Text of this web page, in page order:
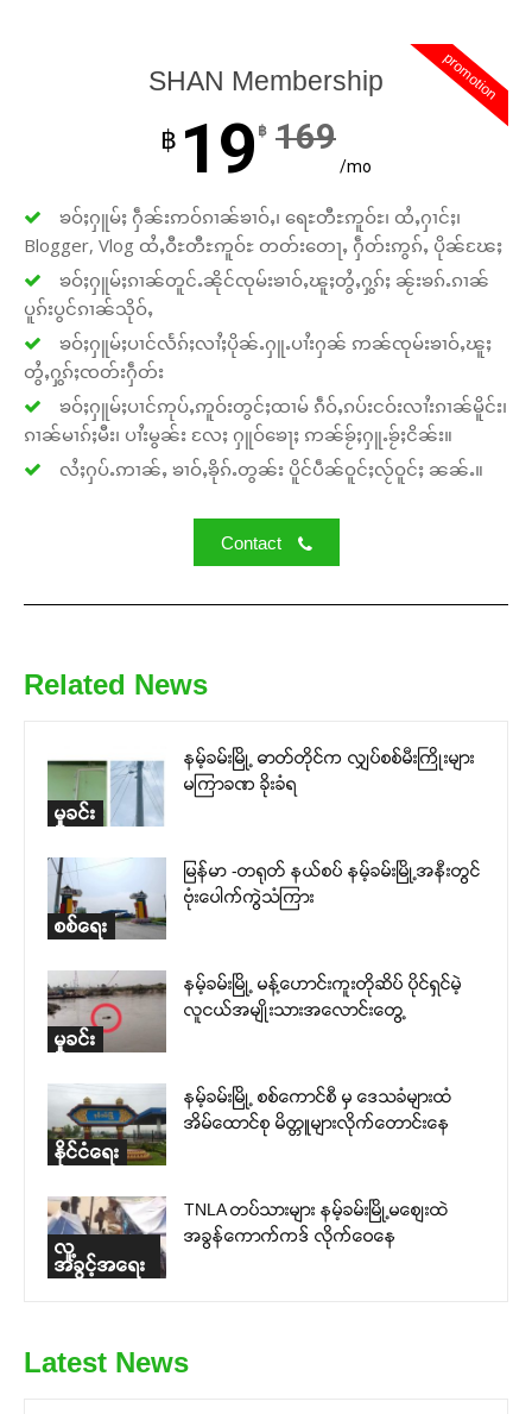
promotion
SHAN Membership
฿ 19 ฿ 169
/mo
ၶဝ်ႈႁူမ်ႈ ႁဵၼ်းဢဝ်ၵၢၼ်ၶၢဝ်ႇ၊ ရေႊတီႊဢူဝ်ႊ၊ ထႆႇႁၢင်ႈ၊
Blogger, Vlog ထႆႇဝီႊတီႊဢူဝ်ႊ တတ်းတေႃႇ ႁဵတ်းဢွၵ်ႇ ပိုၼ်ၽႄႈ
ၶဝ်ႈႁူမ်ႈၵၢၼ်တူင်ႉၼိုင်ၸုမ်းၶၢဝ်ႇၽူႈတွႆႇႁွၵ်ႈ ၼႂ်းၶၵ်ႉၵၢၼ်
ပူၵ်းပွင်ၵၢၼ်သိုဝ်ႇ
ၶဝ်ႈႁူမ်ႈပၢင်လႅၵ်ႈလၢႆႈပိုၼ်ႉႁူႉပၢႆးႁၼ် ဢၼ်ၸုမ်းၶၢဝ်ႇၽူႈ
တွႆႇႁွၵ်ႈၸတ်းႁဵတ်း
ၶဝ်ႈႁူမ်ႈပၢင်ဢုပ်ႇဢူဝ်းတွင်ႈထၢမ် ၵဵဝ်ႇၵပ်းငဝ်းလၢႆးၵၢၼ်မိူင်း၊
ၵၢၼ်မၢၵ်ႈမီး၊ ပၢႆးမွၼ်း လႄႈ ႁူဝ်ၶေႃႈ ဢၼ်ၶႂ်ႈႁူႉၶႂ်ႈငိၼ်း။
လႆႈႁပ်ႉဢၢၼ်ႇ ၶၢဝ်ႇၶိုၵ်ႉတွၼ်း ပိူင်ပဵၼ်ဝူင်ႈလႂ်ဝူင်ႈ ၼၼ်ႉ။
Contact
Related News
မှုခင်း
နမ့်ခမ်းမြို့ ဓာတ်တိုင်က လျှပ်စစ်မီးကြိုးများ
မကြာခဏ ခိုးခံရ
စစ်ရေး
မြန်မာ -တရုတ် နယ်စပ် နမ့်ခမ်းမြို့အနီးတွင်
ဗုံးပေါက်ကွဲသံကြား
မှုခင်း
နမ့်ခမ်းမြို့ မန့်ဟောင်းကူးတိုဆိပ် ပိုင်ရှင်မဲ့
လူငယ်အမျိုးသားအလောင်းတွေ့
နိုင်ငံရေး
နမ့်ခမ်းမြို့ စစ်ကောင်စီ မှ ဒေသခံများထံ
အိမ်ထောင်စု မိတ္တူများလိုက်တောင်းနေ
လူ့
အခွင့်အရေး
TNLA တပ်သားများ နမ့်ခမ်းမြို့မစျေးထဲ
အခွန်ကောက်ကဒ် လိုက်ဝေနေ
Latest News